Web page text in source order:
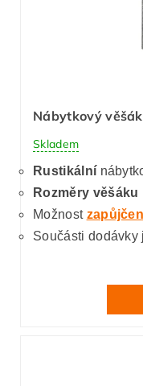
Nábytkový
Skladem
Rustikální
Rozměry věšáku
Možnost
Součásti dodávky